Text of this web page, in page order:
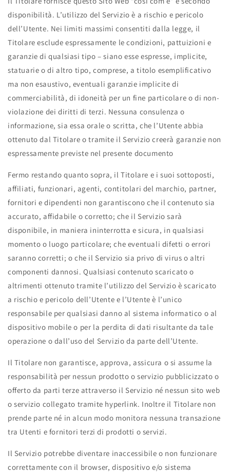
disponibilità. L’utilizzo del Servizio è a rischio e pericolo
dell’Utente. Nei limiti massimi consentiti dalla legge, il
Titolare esclude espressamente le condizioni, pattuizioni e
garanzie di qualsiasi tipo – siano esse espresse, implicite,
statuarie o di altro tipo, comprese, a titolo esemplificativo
ma non esaustivo, eventuali garanzie implicite di
commerciabilità, di idoneità per un fine particolare o di non-
violazione dei diritti di terzi. Nessuna consulenza o
informazione, sia essa orale o scritta, che l’Utente abbia
ottenuto dal Titolare o tramite il Servizio creerà garanzie non
espressamente previste nel presente documento
Fermo restando quanto sopra, il Titolare e i suoi sottoposti,
affiliati, funzionari, agenti, contitolari del marchio, partner,
fornitori e dipendenti non garantiscono che il contenuto sia
accurato, affidabile o corretto; che il Servizio sarà
disponibile, in maniera ininterrotta e sicura, in qualsiasi
momento o luogo particolare; che eventuali difetti o errori
saranno corretti; o che il Servizio sia privo di virus o altri
componenti dannosi. Qualsiasi contenuto scaricato o
altrimenti ottenuto tramite l’utilizzo del Servizio è scaricato
a rischio e pericolo dell’Utente e l’Utente è l’unico
responsabile per qualsiasi danno al sistema informatico o al
dispositivo mobile o per la perdita di dati risultante da tale
operazione o dall’uso del Servizio da parte dell’Utente.
Il Titolare non garantisce, approva, assicura o si assume la
responsabilità per nessun prodotto o servizio pubblicizzato o
offerto da parti terze attraverso il Servizio né nessun sito web
o servizio collegato tramite hyperlink. Inoltre il Titolare non
prende parte né in alcun modo monitora nessuna transazione
tra Utenti e fornitori terzi di prodotti o servizi.
Il Servizio potrebbe diventare inaccessibile o non funzionare
correttamente con il browser, dispositivo e/o sistema